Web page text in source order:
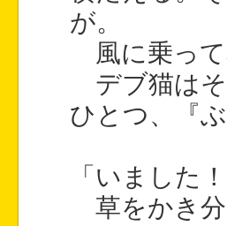
が。
風に乗って
デブ猫はそ
ひとつ、『
「いました
草をかき分